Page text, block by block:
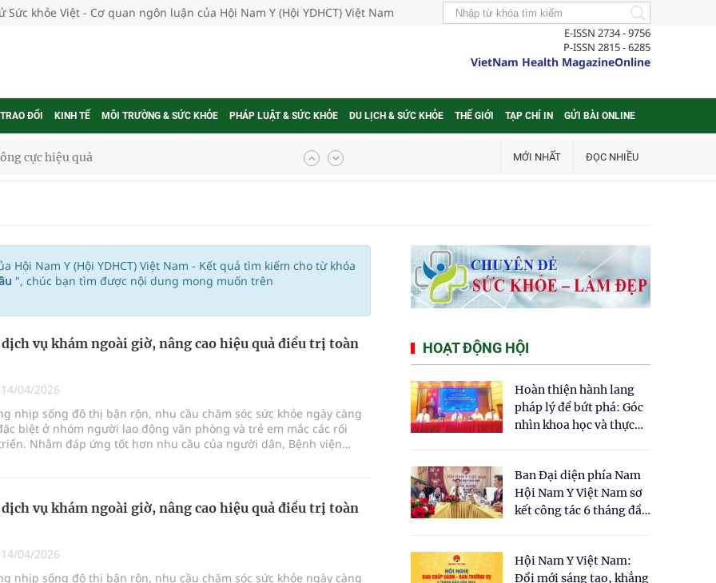
Sức khỏe Việt - Cơ quan ngôn luận của Hội Nam Y (Hội YDHCT) Việt Nam
E-ISSN 2734 - 9756
P-ISSN 2815 - 6285
VietNam Health MagazineOnline
ĐỔI KINH TẾ MÔI TRƯỜNG & SỨC KHỎE PHÁP LUẬT & SỨC KHỎE DU LỊCH & SỨC KHỎE THẾ GIỚI TẠP CHÍ IN GỬI BÀI ONLINE
cực hiệu quả
thực tế
ung thư
Của Các Loài Nhân Sâm (Panax Spp.): Tổng
quốc
khám sàng lọc cho người dân
MỚI NHẤT ĐỌC NHIỀU
Hội Nam Y (Hội YDHCT) Việt Nam - Kết quả tìm kiếm cho từ khóa
", chúc bạn tìm được nội dung mong muốn trên
vụ khám ngoài giờ, nâng cao hiệu quả điều trị toàn
14/04/2026
nhịp sống đô thị bận rộn, nhu cầu chăm sóc sức khỏe ngày càng
biệt ở nhóm người lao động văn phòng và trẻ em mắc các rối
Nhằm đáp ứng tốt hơn nhu cầu của người dân, Bệnh viện
vụ khám ngoài giờ, nâng cao hiệu quả điều trị toàn
14/04/2026
nhịp sống đô thị bận rộn, nhu cầu chăm sóc sức khỏe ngày càng
HOẠT ĐỘNG HỘI
Hoàn thiện hành lang
pháp lý để bứt phá: Góc
nhìn khoa học và thực
cho Luật Y dược cổ
truyền Việt Nam"
Ban Đại diện phía Nam
Hội Nam Y Việt Nam sơ
kết công tác 6 tháng đầu
Hội Nam Y Việt Nam:
Đổi mới sáng tạo, khẳng